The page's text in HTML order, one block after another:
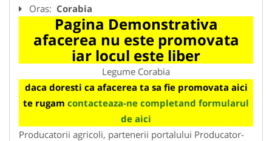
Oras: Corabia
Pagina Demonstrativa
afacerea nu este promovata
iar locul este liber
Legume Corabia
daca doresti ca afacerea ta sa fie promovata aici
te rugam contacteaza-ne completand formularul
de aici
Producatorii agricoli, partenerii portalului Producator-